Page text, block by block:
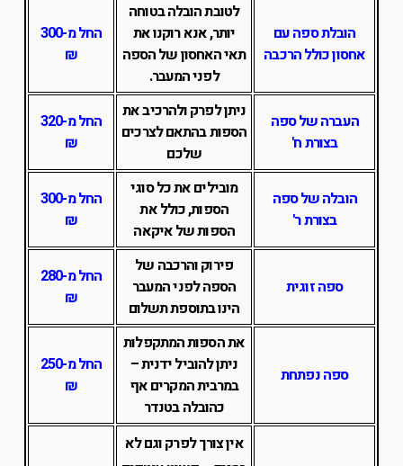
הובלת ספה עם
אחסון כולל הרכבה
לטובת הובלה בטוחה
יותר, אנא רוקנו את
תאי האחסון של הספה
לפני המעבר.
החל מ-300
₪
העברה של ספה
בצורת ח'
ניתן לפרק ולהרכיב את
הספות בהתאם לצרכים
שלכם
החל מ-320
₪
הובלה של ספה
בצורת ר'
מובילים את כל סוגי
הספות, כולל את
הספות של איקאה
החל מ-300
₪
ספה זוגית
פירוק והרכבה של
הספה לפני המעבר
הינו בתוספת תשלום
החל מ-280
₪
ספה נפתחת
את הספות המתקפלות
ניתן להוביל ידנית –
במרבית המקרים אף
כהובלה בטנדר
החל מ-250
₪
אין צורך לפרק וגם לא